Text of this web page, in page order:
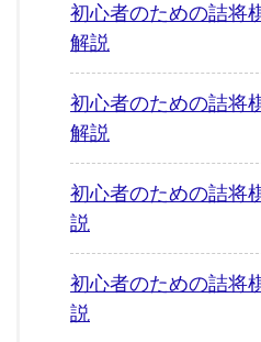
初心者のための詰
解説
初心者のための詰
解説
初心者のための詰
説
初心者のための詰
説